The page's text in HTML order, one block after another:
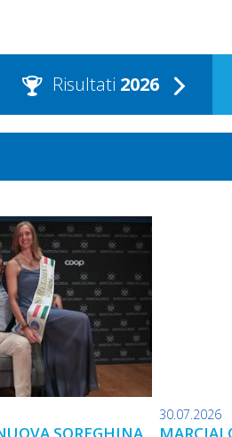
Risultati 2026
SOREGHINA
30.07.2026